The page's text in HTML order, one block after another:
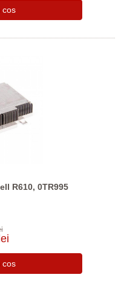
R610, 0TR995